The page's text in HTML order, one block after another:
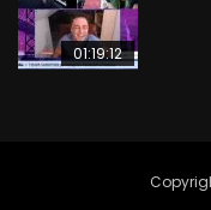
01:19:12